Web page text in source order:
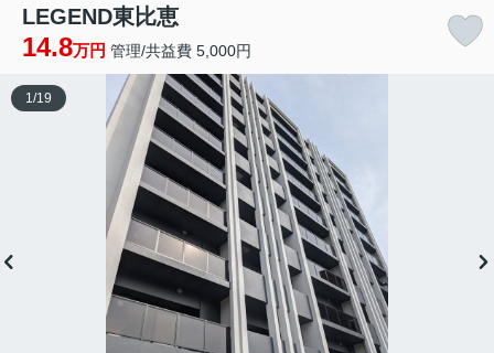
LEGEND東比恵
14.8万円 管理/共益費 5,000円
1/19